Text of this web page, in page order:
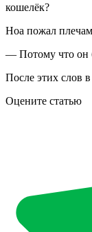
кошелёк?
Ноа пожал
— Потому что он
После этих слов в
Оцените статью